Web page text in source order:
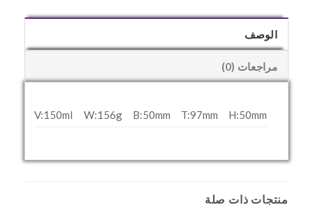
الوصف
مراجعات (0)
H:50mm
T:97mm
B:50mm
W:156g
V:150ml
منتجات ذات صلة